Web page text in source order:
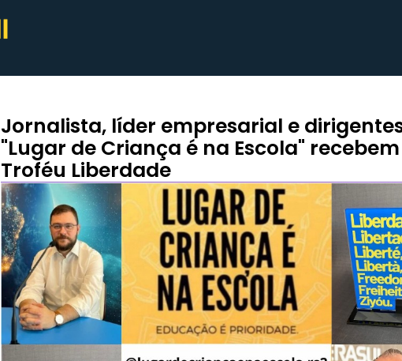
Jornalista, líder empresarial e
"Lugar de Criança é na Escola" recebem
Troféu Liberdade